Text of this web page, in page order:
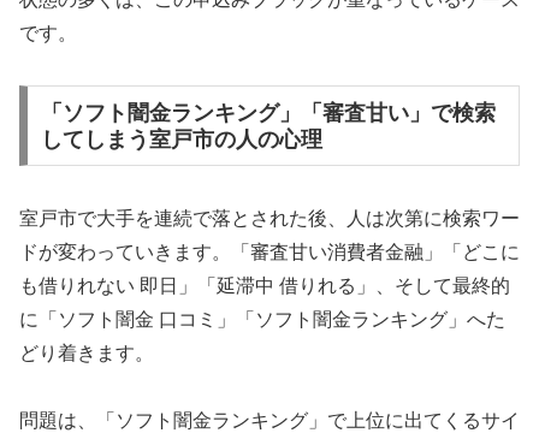
です。
「ソフト闇金ランキング」「審査甘い」で検索
してしまう室戸市の人の心理
室戸市で大手を連続で落とされた後、人は次第に検索ワー
ドが変わっていきます。「審査甘い消費者金融」「どこに
も借りれない 即日」「延滞中 借りれる」、そして最終的
に「ソフト闇金 口コミ」「ソフト闇金ランキング」へた
どり着きます。
問題は、「ソフト闇金ランキング」で上位に出てくるサイ